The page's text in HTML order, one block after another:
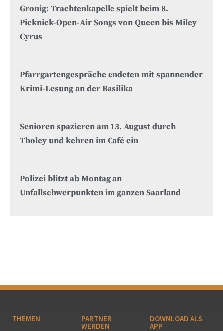
Gronig: Trachtenkapelle spielt beim 8.
Picknick-Open-Air Songs von Queen bis Miley
Cyrus
Pfarrgartengespräche endeten mit spannender
Krimi-Lesung an der Basilika
Senioren spazieren am 13. August durch
Tholey und kehren im Café ein
Polizei blitzt ab Montag an
Unfallschwerpunkten im ganzen Saarland
THEMEN PARTNER
WERDEN
DOWNLOAD ALS
APP